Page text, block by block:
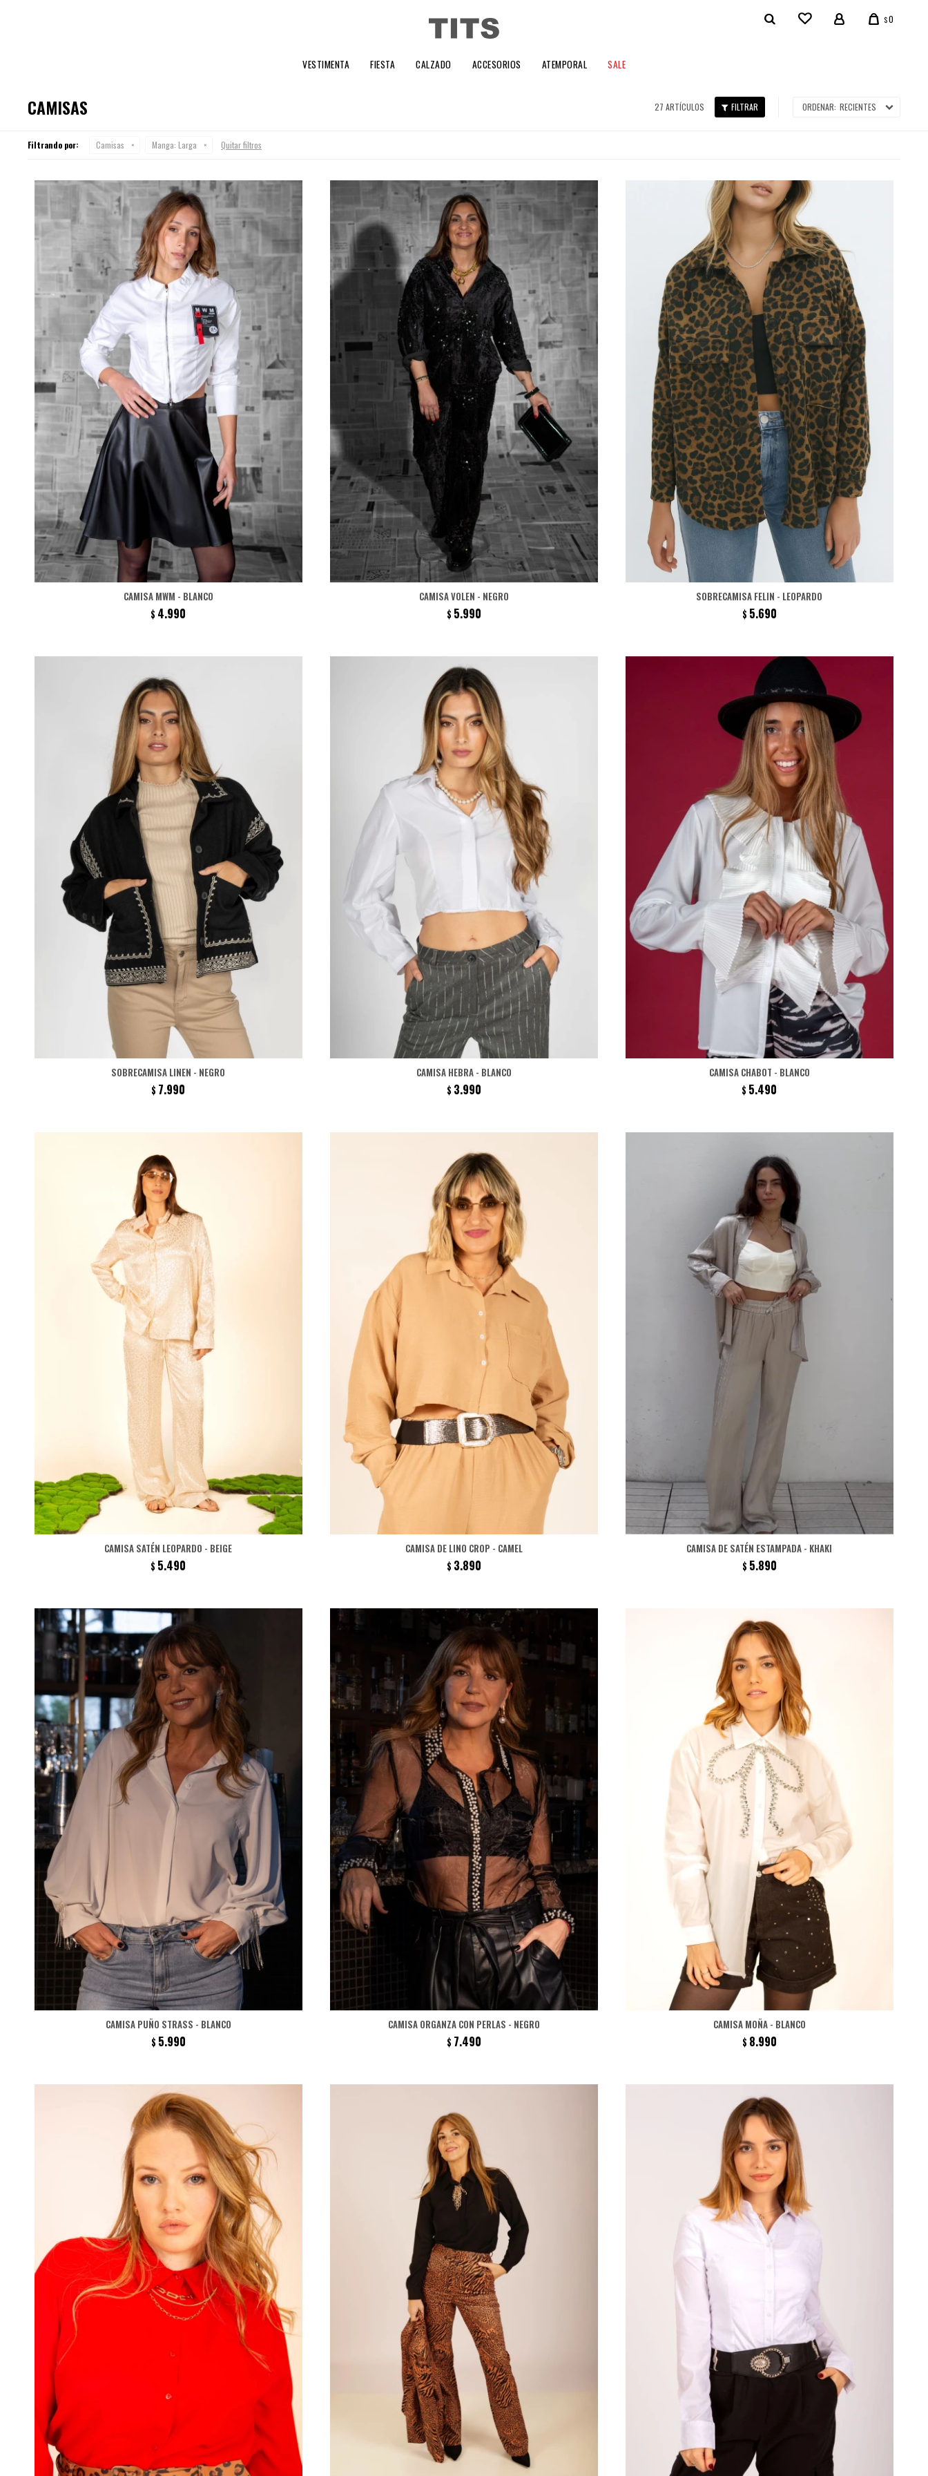
VESTIMENTA FIESTA CALZADO ACCESORIOS ATEMPORAL SALE
$0
CAMISAS 27 ARTÍCULOS RECIENTES
Filtrando por: Camisas Manga: Larga Quitar filtros
CAMISA MWM - BLANCO
$ 4.990
CAMISA VOLEN - NEGRO
$ 5.990
SOBRECAMISA FELIN - LEOPARDO
$ 5.690
SOBRECAMISA LINEN - NEGRO
$ 7.990
CAMISA HEBRA - BLANCO
$ 3.990
CAMISA CHABOT - BLANCO
$ 5.490
CAMISA SATÉN LEOPARDO - BEIGE
$ 5.490
CAMISA DE LINO CROP - CAMEL
$ 3.890
CAMISA DE SATÉN ESTAMPADA - KHAKI
$ 5.890
CAMISA PUÑO STRASS - BLANCO
$ 5.990
CAMISA ORGANZA CON PERLAS - NEGRO
$ 7.490
CAMISA MOÑA - BLANCO
$ 8.990